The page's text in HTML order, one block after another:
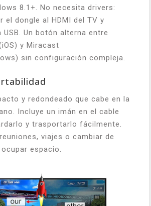
8.1+. No necesita drivers:
el dongle al HDMI del TV y
Un botón alterna entre
y Miracast
sin configuración compleja.
y redondeado que cabe en la
Incluye un imán en el cable
y trasportarlo fácilmente.
viajes o cambiar de
espacio.